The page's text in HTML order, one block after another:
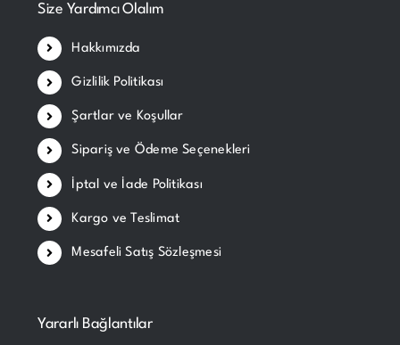
Yararlı Bağlantılar
Size Yardımcı Olalım
Hakkımızda
Gizlilik Politikası
Şartlar ve Koşullar
Sipariş ve Ödeme Seçenekleri
İptal ve İade Politikası
Kargo ve Teslimat
Mesafeli Satış Sözleşmesi